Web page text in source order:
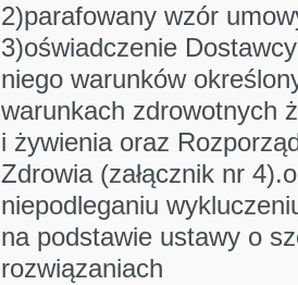
2)parafowany wzór
3)oświadczenie
niego warunków
warunkach zdrowotnych
i żywienia oraz
Zdrowia (załącznik nr
niepodleganiu
na podstawie ustawy o
rozwiązaniach